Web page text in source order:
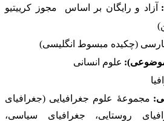
آزاد و رایگان بر اساس
مجوز کرییتیو
(چکیده مبسوط انگلیسی)
علوم انسانی
مجموعۀ علوم جغرافیایی (جغرافیای
روستایی، جغرافیای سیاسی،